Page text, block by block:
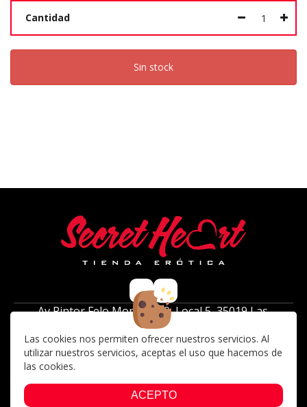
Las cookies nos permiten ofrecer nuestros servicios. Al
utilizar nuestros servicios, aceptas el uso que hacemos de
las cookies.
ACEPTO
Cantidad
Sin stock
Av Pintor Felo Monzón 39, Local 5, 35019 Las
Palmas de Gran Canaria ( frente al centro
comercial 7 palmas)
Lunes a Sabados: 10:00 a 14:00, 17:00 a 21:00
jusephstrip@hotmail.com